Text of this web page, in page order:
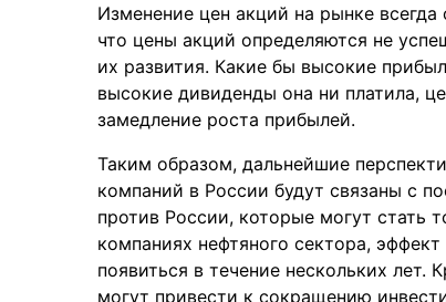
Изменение цен акций на рынке
что цены акций определяются не
их развития. Какие бы высокие
высокие дивиденды она ни платила,
замедление роста прибылей.
Таким образом, дальнейшие
компаний в России будут связаны с
против России, которые могут стать
компаниях нефтяного сектора,
появиться в течение нескольких
могут привести к сокращению